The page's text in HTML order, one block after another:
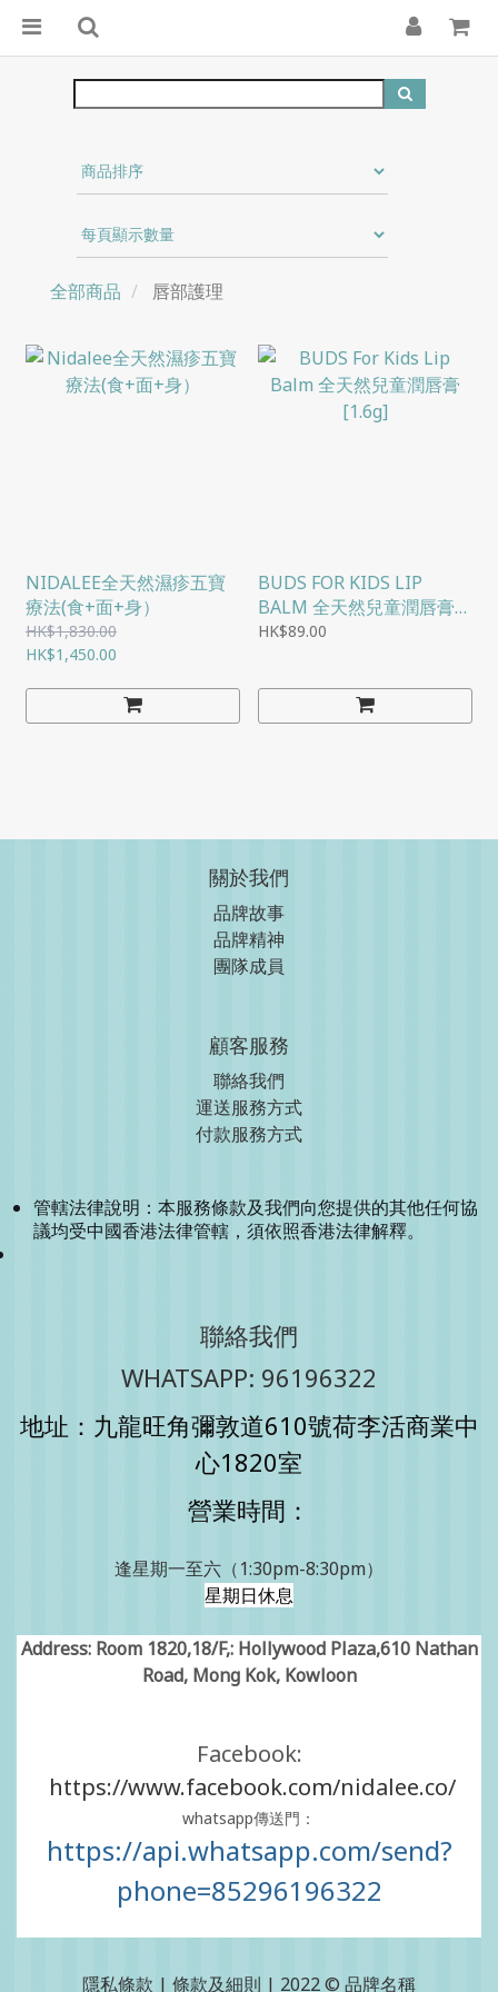
全部商品 唇部護理
NIDALEE全天然濕疹五寶
療法(食+面+身）
HK$1,830.00
HK$1,450.00
BUDS FOR KIDS LIP
BALM 全天然兒童潤唇膏
[1.6G]
HK$89.00
關於我們
品牌故事
品牌精神
團隊成員
顧客服務
聯絡我們
運送服務方式
付款服務方式
管轄法律說明：本服務條款及我們向您提供的其他任何協
議均受中國香港法律管轄，須依照香港法律解釋。
聯絡我們
WHATSAPP: 96196322
地址：九龍旺角彌敦道610號荷李活商業中
心1820室
營業時間：
逢星期一至六（1:30pm-8:30pm）
星期日休息
Address: Room 1820,18/F,: Hollywood Plaza,610 Nathan
Road, Mong Kok, Kowloon
Facebook:
https://www.facebook.com/nidalee.co/
whatsapp傳送門：
https://api.whatsapp.com/send?
phone=85296196322
隱私條款 | 條款及細則 | 2022 © 品牌名稱